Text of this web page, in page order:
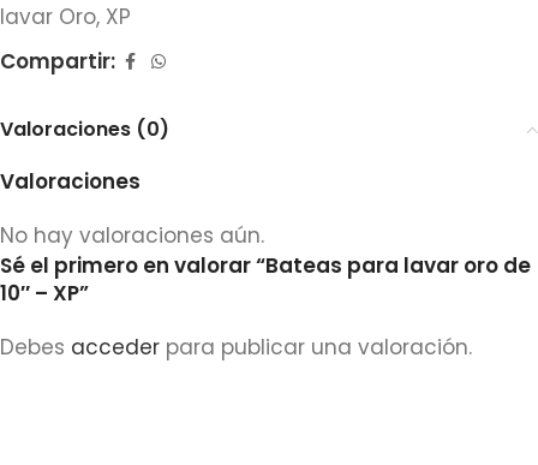
lavar Oro, XP
Compartir:
Valoraciones (0)
Valoraciones
No hay valoraciones aún.
Sé el primero en valorar “Bateas para lavar oro de
10″ – XP”
Debes acceder para publicar una valoración.